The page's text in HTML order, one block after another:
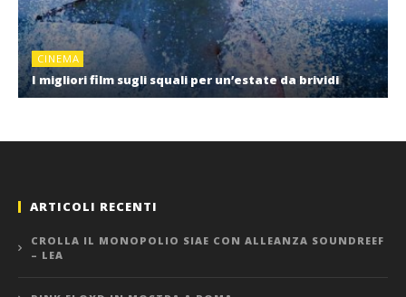
CINEMA
I migliori film sugli squali per un’estate da brividi
ARTICOLI RECENTI
CROLLA IL MONOPOLIO SIAE CON ALLEANZA SOUNDREEF
– LEA